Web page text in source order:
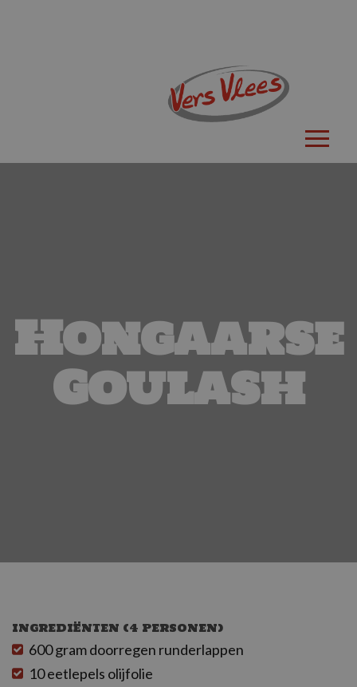
Hongaarse
Goulash
INGREDIËNTEN (4 PERSONEN)
600 gram doorregen runderlappen
10 eetlepels olijfolie